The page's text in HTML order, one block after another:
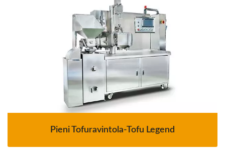
Pieni Tofuravintola-Tofu Legend